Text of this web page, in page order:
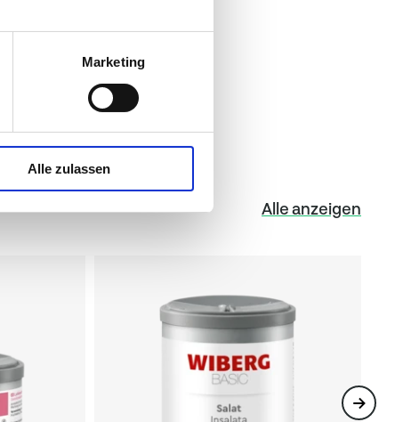
Marketing
Alle zulassen
Alle anzeigen